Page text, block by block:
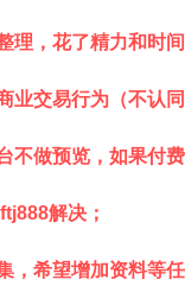
理，花了精力和时
业交易行为（不认
不做预览，如果付
解决；
，希望增加资料等